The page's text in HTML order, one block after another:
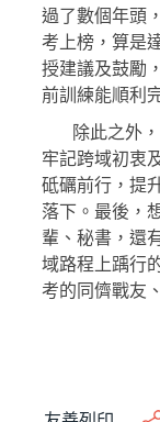
過了數個年頭
考上榜，算是
授建議及鼓勵
前訓練能順利
除此之外，
牢記跨域初衷
砥礪前行，提
落下。最後，
輩、秘書，還
域路程上踽行
考的同儕戰友